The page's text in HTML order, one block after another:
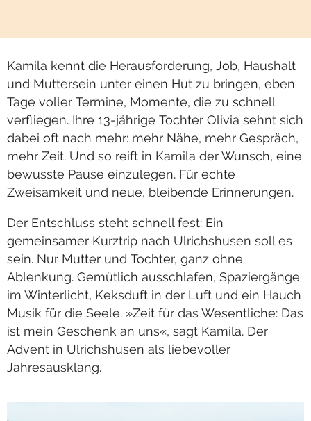
Kamila kennt die Herausforderung, Job, Haushalt
und Muttersein unter einen Hut zu bringen, eben
Tage voller Termine, Momente, die zu schnell
verfliegen. Ihre 13-jährige Tochter Olivia sehnt sich
dabei oft nach mehr: mehr Nähe, mehr Gespräch,
mehr Zeit. Und so reift in Kamila der Wunsch, eine
bewusste Pause einzulegen. Für echte
Zweisamkeit und neue, bleibende Erinnerungen.
Der Entschluss steht schnell fest: Ein
gemeinsamer Kurztrip nach Ulrichshusen soll es
sein. Nur Mutter und Tochter, ganz ohne
Ablenkung. Gemütlich ausschlafen, Spaziergänge
im Winterlicht, Keksduft in der Luft und ein Hauch
Musik für die Seele. »Zeit für das Wesentliche: Das
ist mein Geschenk an uns«, sagt Kamila. Der
Advent in Ulrichshusen als liebevoller
Jahresausklang.